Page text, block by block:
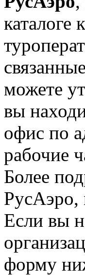
каталоге
можете
вы
офис по
рабочие
Более
РусАэро,
Если вы
форму